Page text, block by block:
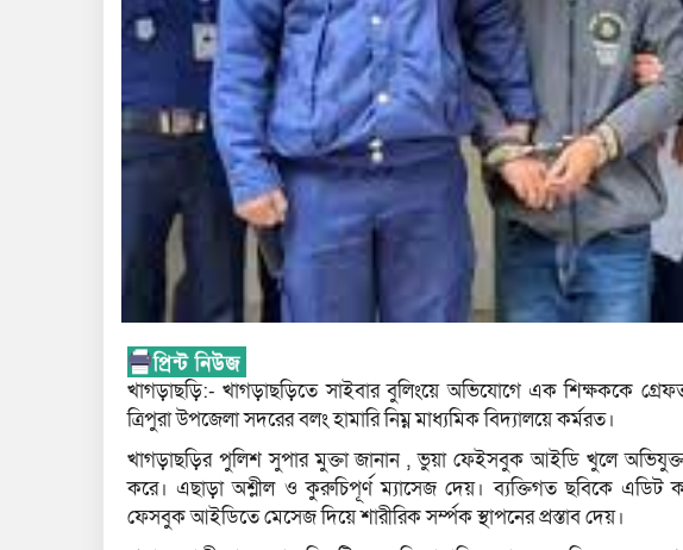
খাগড়াছড়ি:- খাগড়াছড়িতে সাইবার বুলিংয়ে অভিযোগে এক শিক্ষককে
ত্রিপুরা উপজেলা সদরের বলং হামারি নিম্ন মাধ্যমিক বিদ্যালয়ে কর্মরত।
খাগড়াছড়ির পুলিশ সুপার মুক্তা জানান , ভুয়া ফেইসবুক আইডি খুলে
করে। এছাড়া অশ্লীল ও কুরুচিপূর্ণ ম্যাসেজ দেয়। ব্যক্তিগত ছবিকে এডিট
ফেসবুক আইডিতে মেসেজ দিয়ে শারীরিক সর্ম্পক স্থাপনের প্রস্তাব দেয়।